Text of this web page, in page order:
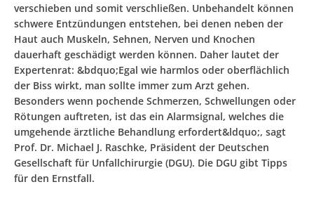
verschieben und somit verschließen. Unbehandelt können
schwere Entzündungen entstehen, bei denen neben der
Haut auch Muskeln, Sehnen, Nerven und Knochen
dauerhaft geschädigt werden können. Daher lautet der
Expertenrat: &bdquo;Egal wie harmlos oder oberflächlich
der Biss wirkt, man sollte immer zum Arzt gehen.
Besonders wenn pochende Schmerzen, Schwellungen oder
Rötungen auftreten, ist das ein Alarmsignal, welches die
umgehende ärztliche Behandlung erfordert&ldquo;, sagt
Prof. Dr. Michael J. Raschke, Präsident der Deutschen
Gesellschaft für Unfallchirurgie (DGU). Die DGU gibt Tipps
für den Ernstfall.